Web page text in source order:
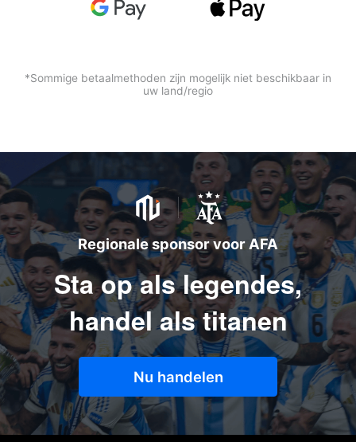
*Sommige betaalmethoden zijn mogelijk niet beschikbaar in
uw land/regio
Regionale sponsor voor AFA
Sta op als legendes,
handel als titanen
Nu handelen